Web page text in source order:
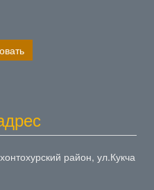
район, ул.Кукча